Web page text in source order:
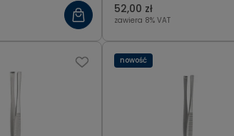
52,00 zł
zawiera 8% VAT
nowość